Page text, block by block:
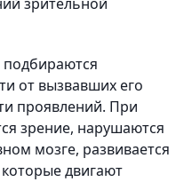
от вызвавших его
проявлений. При
зрение, нарушаются
мозге, развивается
двигают